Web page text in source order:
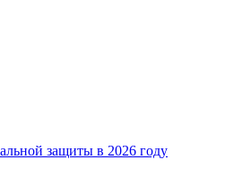
защиты в 2026 году